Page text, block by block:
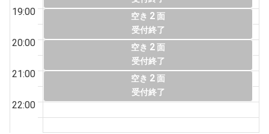
19:00
20:00
21:00
22:00
空き 2面
受付終了
空き 2面
受付終了
空き 2面
受付終了